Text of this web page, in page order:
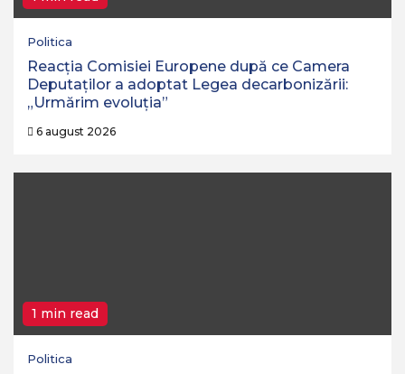
Politica
Reacția Comisiei Europene după ce Camera
Deputaților a adoptat Legea decarbonizării:
„Urmărim evoluția”
6 august 2026
1 min read
Politica